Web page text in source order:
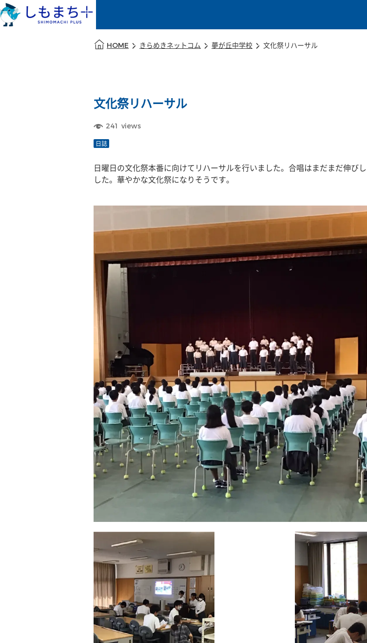
HOME きらめきネットコム 夢が丘中学校 文化祭リハーサル
文化祭リハーサル
241 views
日誌
日曜日の文化祭本番に向けてリハーサルを行いました。合唱はまだまだ伸び
した。華やかな文化祭になりそうです。